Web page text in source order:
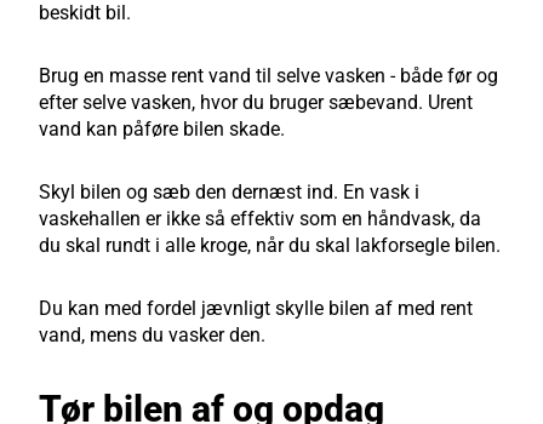
beskidt bil.
Brug en masse rent vand til selve vasken - både før og
efter selve vasken, hvor du bruger sæbevand. Urent
vand kan påføre bilen skade.
Skyl bilen og sæb den dernæst ind. En vask i
vaskehallen er ikke så effektiv som en håndvask, da
du skal rundt i alle kroge, når du skal lakforsegle bilen.
Du kan med fordel jævnligt skylle bilen af med rent
vand, mens du vasker den.
Tør bilen af og opdag